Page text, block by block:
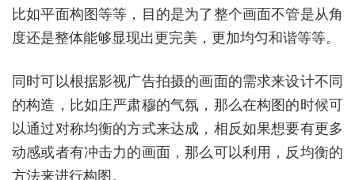
比如平面构图等等，目的是为了整个画面不管是从角
度还是整体能够显现出更完美，更加均匀和谐等等。
同时可以根据影视广告拍摄的画面的需求来设计不同
的构造，比如庄严肃穆的气氛，那么在构图的时候可
以通过对称均衡的方式来达成，相反如果想要有更多
动感或者有冲击力的画面，那么可以利用，反均衡的
方法来进行构图。